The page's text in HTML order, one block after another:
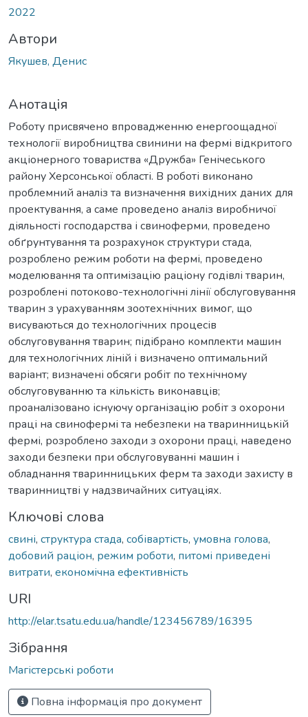
2022
Автори
Якушев, Денис
Анотація
Роботу присвячено впровадженню енергоощадної
технології виробництва свинини на фермі відкритого
акціонерного товариства «Дружба» Генічеського
району Херсонської області. В роботі виконано
проблемний аналіз та визначення вихідних даних для
проектування, а саме проведено аналіз виробничої
діяльності господарства і свиноферми, проведено
обґрунтування та розрахунок структури стада,
розроблено режим роботи на фермі, проведено
моделювання та оптимізацію раціону годівлі тварин,
розроблені потоково-технологічні лінії обслуговування
тварин з урахуванням зоотехнічних вимог, що
висуваються до технологічних процесів
обслуговування тварин; підібрано комплекти машин
для технологічних ліній і визначено оптимальний
варіант; визначені обсяги робіт по технічному
обслуговуванню та кількість виконавців;
проаналізовано існуючу організацію робіт з охорони
праці на свинофермі та небезпеки на тваринницькій
фермі, розроблено заходи з охорони праці, наведено
заходи безпеки при обслуговуванні машин і
обладнання тваринницьких ферм та заходи захисту в
тваринництві у надзвичайних ситуаціях.
Ключові слова
свині, структура стада, собівартість, умовна голова,
добовий раціон, режим роботи, питомі приведені
витрати, економічна ефективність
URI
http://elar.tsatu.edu.ua/handle/123456789/16395
Зібрання
Магістерські роботи
Повна інформація про документ